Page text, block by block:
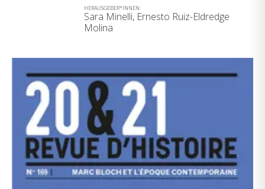
HERAUSGEBER*INNEN:
Sara Minelli, Ernesto Ruiz-Eldredge
Molina